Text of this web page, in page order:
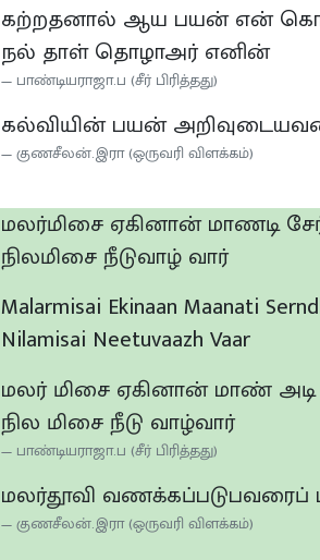
கற்றதனால் ஆய பயன் என்
நல் தாள் தொழாஅர் எனின்
பாண்டியராஜா.ப (சீர் பிரித்தது)
கல்வியின் பயன்
குணசீலன்.இரா (ஒருவரி விளக்கம்)
மலர்மிசை ஏகினான் மாணடி
நிலமிசை நீடுவாழ் வார்
Malarmisai Ekinaan Maanati
Nilamisai Neetuvaazh Vaar
மலர் மிசை ஏகினான் மாண் அடி
நில மிசை நீடு வாழ்வார்
பாண்டியராஜா.ப (சீர் பிரித்தது)
மலர்தூவி வணக்கப்படுபவரைப்
குணசீலன்.இரா (ஒருவரி விளக்கம்)